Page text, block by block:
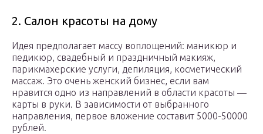
2. Салон красоты на дому
Идея предполагает массу воплощений: маникюр и
педикюр, свадебный и праздничный макияж,
парикмахерские услуги, депиляция, косметический
массаж. Это очень женский бизнес, если вам
нравится одно из направлений в области красоты —
карты в руки. В зависимости от выбранного
направления, первое вложение составит 5000-50000
рублей.